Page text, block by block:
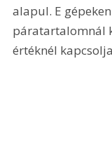
alapul. E
páratartalomnál
értéknél